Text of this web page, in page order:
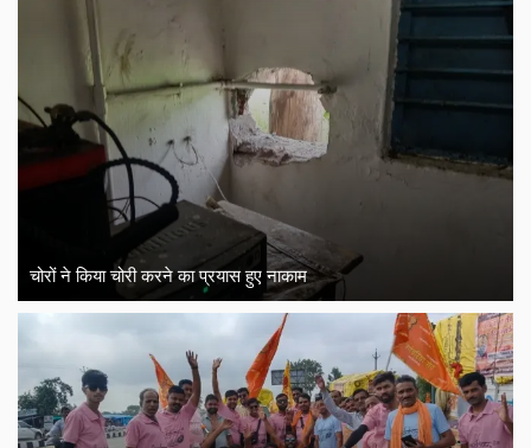
चोरों ने किया चोरी करने का प्रयास हुए नाकाम